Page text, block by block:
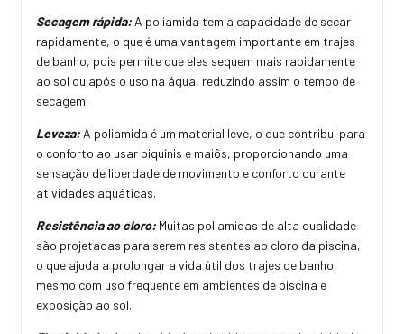
Secagem rápida: A poliamida tem a capacidade de secar
rapidamente, o que é uma vantagem importante em trajes
de banho, pois permite que eles sequem mais rapidamente
ao sol ou após o uso na água, reduzindo assim o tempo de
secagem.
Leveza: A poliamida é um material leve, o que contribui para
o conforto ao usar biquínis e maiôs, proporcionando uma
sensação de liberdade de movimento e conforto durante
atividades aquáticas.
Resistência ao cloro: Muitas poliamidas de alta qualidade
são projetadas para serem resistentes ao cloro da piscina,
o que ajuda a prolongar a vida útil dos trajes de banho,
mesmo com uso frequente em ambientes de piscina e
exposição ao sol.